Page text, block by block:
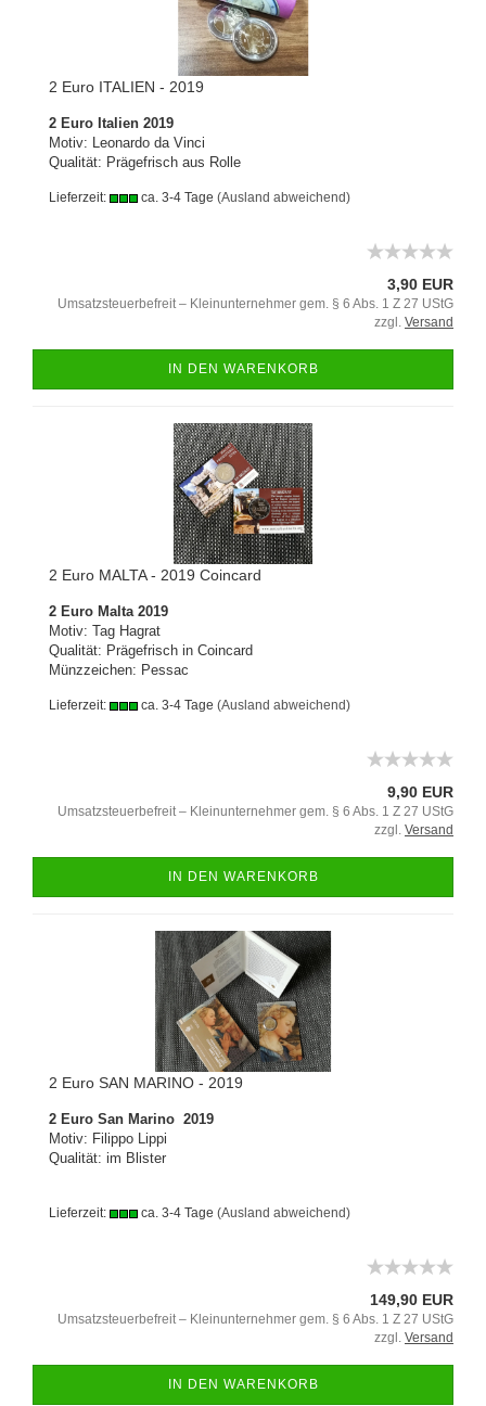
2 Euro ITALIEN - 2019
2 Euro Italien 2019
Motiv: Leonardo da Vinci
Qualität: Prägefrisch aus Rolle
Lieferzeit: ca. 3-4 Tage (Ausland abweichend)
3,90 EUR
Umsatzsteuerbefreit – Kleinunternehmer gem. § 6 Abs. 1 Z 27 UStG
zzgl. Versand
IN DEN WARENKORB
2 Euro MALTA - 2019 Coincard
2 Euro Malta 2019
Motiv: Tag Hagrat
Qualität: Prägefrisch in Coincard
​Münzzeichen: Pessac
Lieferzeit: ca. 3-4 Tage (Ausland abweichend)
9,90 EUR
Umsatzsteuerbefreit – Kleinunternehmer gem. § 6 Abs. 1 Z 27 UStG
zzgl. Versand
IN DEN WARENKORB
2 Euro SAN MARINO - 2019
2 Euro San Marino 2019
Motiv: Filippo Lippi
Qualität: im Blister
Lieferzeit: ca. 3-4 Tage (Ausland abweichend)
149,90 EUR
Umsatzsteuerbefreit – Kleinunternehmer gem. § 6 Abs. 1 Z 27 UStG
zzgl. Versand
IN DEN WARENKORB